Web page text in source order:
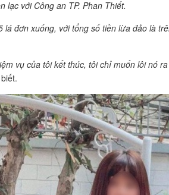
lạc với Công an TP. Phan Thiết.
lá đơn xuống, với tổng số tiền lừa đảo là
vụ của tôi kết thúc, tôi chỉ muốn lôi nó